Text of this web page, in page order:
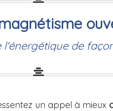
de
un appel à mieux